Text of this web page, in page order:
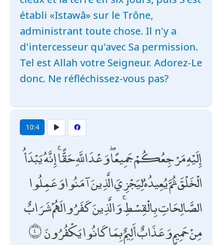
établi «Istawâ» sur le Trône,
administrant toute chose. Il n'y a
d'intercesseur qu'avec Sa permission.
Tel est Allah votre Seigneur. Adorez-Le
donc. Ne réfléchissez-vous pas?
10:4
إِلَيْهِ مَرْجِعُكُمْ جَمِيعًا ۖ وَعْدَ اللَّهِ حَقًّا ۚ إِنَّهُ يَبْدَأُ
الْخَلْقَ ثُمَّ يُعِيدُهُ لِيَجْزِيَ الَّذِينَ آمَنُوا وَعَمِلُوا
الصَّالِحَاتِ بِالْقِسْطِ ۚ وَالَّذِينَ كَفَرُوا لَهُمْ شَرَابٌ
مِنْ حَمِيمٍ وَعَذَابٌ أَلِيمٌ بِمَا كَانُوا يَكْفُرُونَ